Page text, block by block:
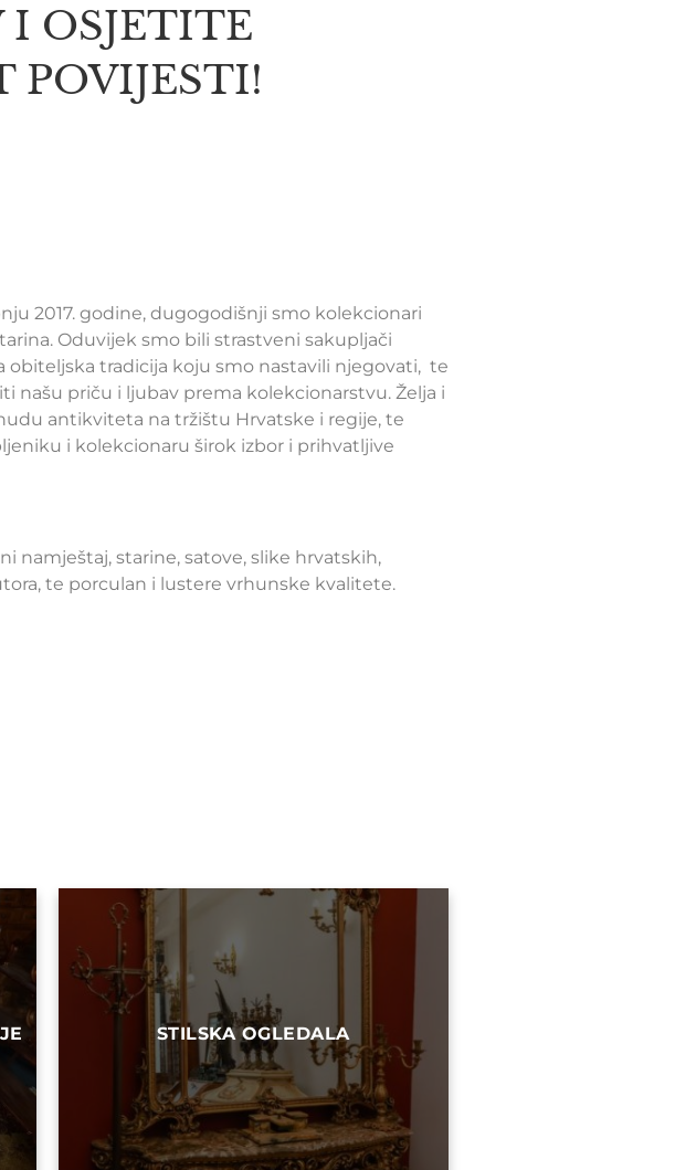
OSJETITE
POVIJESTI!
2017. godine, dugogodišnji smo kolekcionari
Oduvijek smo bili strastveni sakupljači
obiteljska tradicija koju smo nastavili njegovati, te
našu priču i ljubav prema kolekcionarstvu. Želja i
antikviteta na tržištu Hrvatske i regije, te
i kolekcionaru širok izbor i prihvatljive
namještaj, starine, satove, slike hrvatskih,
te porculan i lustere vrhunske kvalitete.
STILSKA OGLEDALA